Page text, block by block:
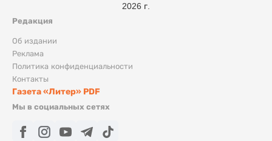
Редакция
Об издании
Реклама
Политика конфиденциальности
Контакты
Газета «Литер» PDF
Мы в социальных сетях
2026 г.